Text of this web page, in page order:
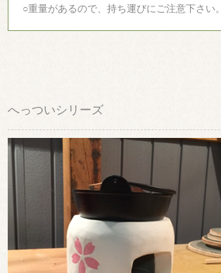
○重量があるので、持ち運びにご注意下さい。
へっついシリーズ